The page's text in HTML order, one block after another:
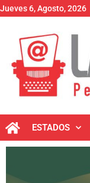
Jueves 6, Agosto, 2026
ESTADOS